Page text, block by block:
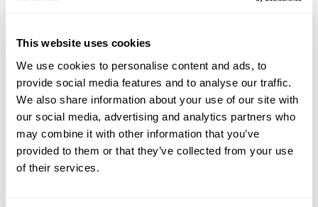
This website uses cookies
We use cookies to personalise content and ads, to
provide social media features and to analyse our traffic.
We also share information about your use of our site with
our social media, advertising and analytics partners who
may combine it with other information that you’ve
provided to them or that they’ve collected from your use
of their services.
otázka zní: kdo bude v příštích letech určovat, kam se
Zdroj: TZTasteTown s.r.o.
Úvodní obrázek vytvořila umělá inteligence
TAGS gastronomie generace Z inflace
restaurace
slevové aplikace